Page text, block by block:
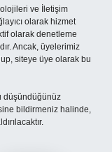
ve İletişim
olarak hizmet
olarak denetleme
Ancak, üyelerimiz
siteye üye olarak bu
düşündüğünüz
bildirmeniz halinde,